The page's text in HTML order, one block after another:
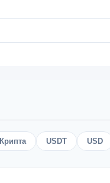
Крипта USDT USD